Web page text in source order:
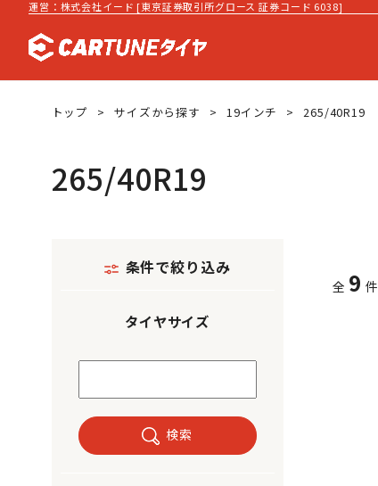
運営：株式会社イード [東京証券取引所グロース 証券コード 6038]
トップ サイズから探す 19インチ 265/40R19
265/40R19
条件で絞り込み
タイヤサイズ
検索
全 9 件